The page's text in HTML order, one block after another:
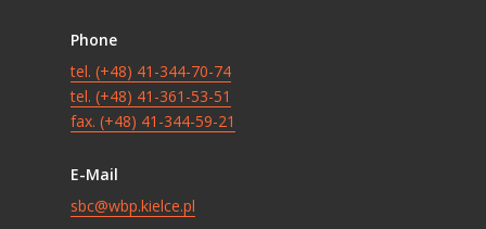
Phone
tel. (+48) 41-344-70-74
tel. (+48) 41-361-53-51
fax. (+48) 41-344-59-21
E-Mail
sbc@wbp.kielce.pl